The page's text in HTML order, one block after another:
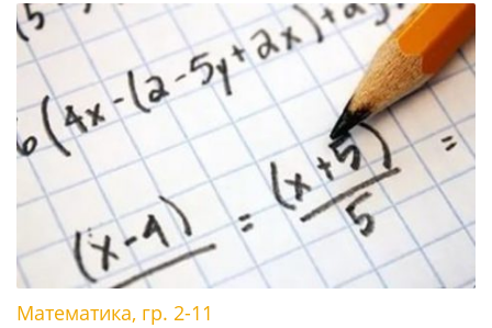
Математика, гр. 2-11